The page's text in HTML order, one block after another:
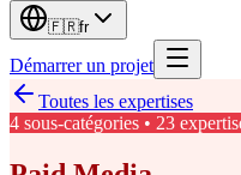
🇫🇷fr
Démarrer un projet
Toutes les expertises
4 sous-catégories • 23